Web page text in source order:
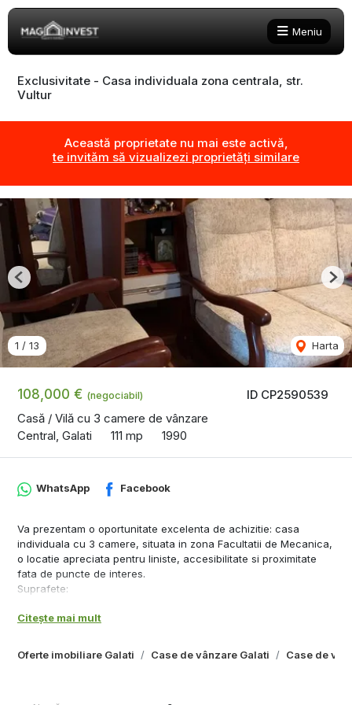
Meniu
Exclusivitate - Casa individuala zona centrala, str.
Vultur
Această proprietate nu mai este activă,
te invităm să vizualizezi proprietăți similare
ID CP2590539
108,000 € (negociabil)
Casă / Vilă cu 3 camere de vânzare
Central, Galati
111 mp 1990
1 / 13 Harta
Previous
Oferte imobiliare Galati Case de vânzare Galati Case de
WhatsApp Facebook
Va prezentam o oportunitate excelenta de achizitie: casa
individuala cu 3 camere, situata in zona Facultatii de Mecanica,
o locatie apreciata pentru liniste, accesibilitate si proximitate
fata de puncte de interes.
Suprafete:
- Suprafata construita: 120 mp
Compartimentare practica si functionala:
- 3 camere spatioase si luminoase
Citește mai mult